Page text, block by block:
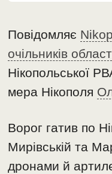
Повідомляє
очільників
Нікопольської
мера Нікополя
Ворог гатив по
Мирівській та
дронами й